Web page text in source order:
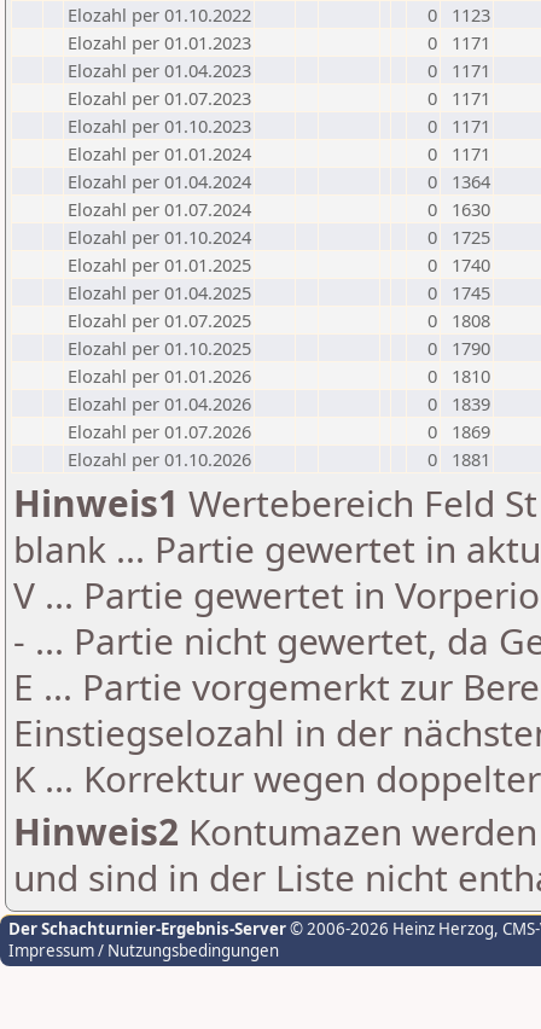
Elozahl per 01.10.2022
0
1123
Elozahl per 01.01.2023
0
1171
Elozahl per 01.04.2023
0
1171
Elozahl per 01.07.2023
0
1171
Elozahl per 01.10.2023
0
1171
Elozahl per 01.01.2024
0
1171
Elozahl per 01.04.2024
0
1364
Elozahl per 01.07.2024
0
1630
Elozahl per 01.10.2024
0
1725
Elozahl per 01.01.2025
0
1740
Elozahl per 01.04.2025
0
1745
Elozahl per 01.07.2025
0
1808
Elozahl per 01.10.2025
0
1790
Elozahl per 01.01.2026
0
1810
Elozahl per 01.04.2026
0
1839
Elozahl per 01.07.2026
0
1869
Elozahl per 01.10.2026
0 1881
Hinweis1 Wertebereich Feld
blank ... Partie gewertet in
V ... Partie gewertet in
- ... Partie nicht gewertet, da
E ... Partie vorgemerkt zur
Einstiegselozahl in der
K ... Korrektur wegen
Hinweis2 Kontumazen
und sind in der Liste nicht
Der Schachturnier-Ergebnis-Server© 2006-2026 Heinz Herzog,
Impressum / Nutzungsbedingungen